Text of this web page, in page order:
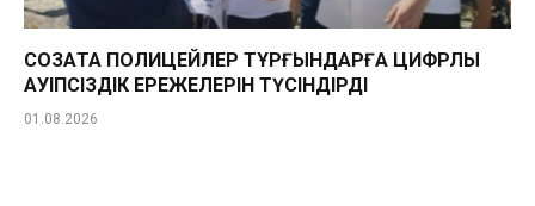
СОЗАҚТА ПОЛИЦЕЙЛЕР ТҰРҒЫНДАРҒА ЦИФРЛЫҚ
ҚАУІПСІЗДІК ЕРЕЖЕЛЕРІН ТҮСІНДІРДІ
01.08.2026